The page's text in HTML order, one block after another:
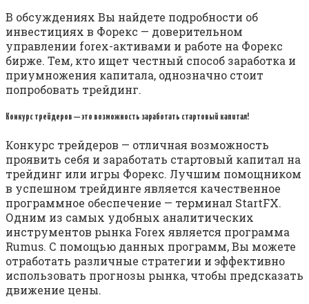
В обсуждениях Вы найдете подробности об
инвестициях в Форекс — доверительном
управлении forex-активами и работе на Форекс
бирже. Тем, кто ищет честный способ заработка и
приумножения капитала, однозначно стоит
попробовать трейдинг.
Конкурс трейдеров — это возможность заработать стартовый капитал!
Конкурс трейдеров — отличная возможность
проявить себя и заработать стартовый капитал на
трейдинг или игры Форекс. Лучшим помощником
в успешном трейдинге является качественное
программное обеспечение — терминал StartFX.
Одним из самых удобных аналитических
инструментов рынка Forex является программа
Rumus. С помощью данных программ, Вы можете
отработать различные стратегии и эффективно
использовать прогнозы рынка, чтобы предсказать
движение цены.